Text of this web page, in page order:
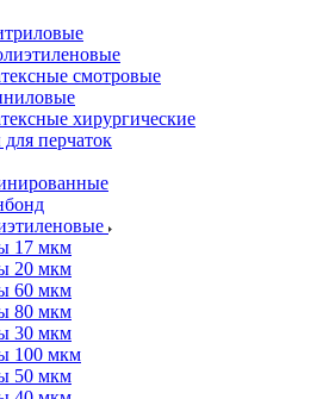
смотровые
хирургические
перчаток
17 мкм
20 мкм
60 мкм
80 мкм
30 мкм
100 мкм
50 мкм